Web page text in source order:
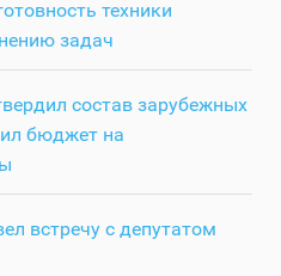
техники
задач
состав зарубежных
бюджет на
встречу с депутатом